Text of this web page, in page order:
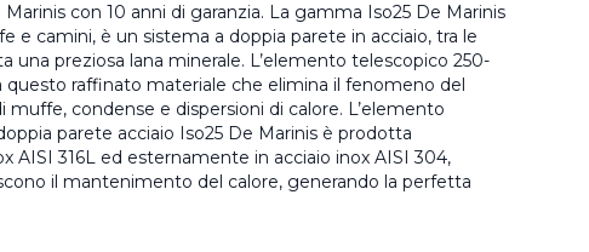
con 10 anni di garanzia. La gamma Iso25 De Marinis
e camini, è un sistema a doppia parete in acciaio, tra le
una preziosa lana minerale. L’elemento telescopico 250-
raffinato materiale che elimina il fenomeno del
muffe, condense e dispersioni di calore. L’elemento
parete acciaio Iso25 De Marinis è prodotta
AISI 316L ed esternamente in acciaio inox AISI 304,
il mantenimento del calore, generando la perfetta